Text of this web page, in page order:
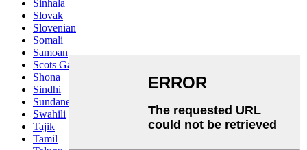
Sinhala
Slovak
Slovenian
Somali
Samoan
Scots Gaelic
Shona
Sindhi
Sundanese
Swahili
Tajik
Tamil